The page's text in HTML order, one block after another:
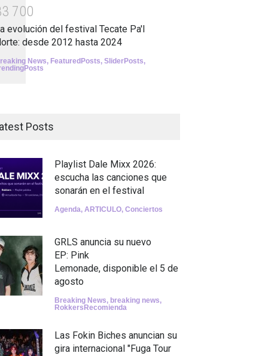
3 700
evolución del festival Tecate Pa'l
desde 2012 hasta 2024
News, FeaturedPosts, SliderPosts,
Posts
Playlist Dale Mixx 2026:
escucha las canciones que
sonarán en el festival
Agenda, ARTICULO, Conciertos
GRLS anuncia su nuevo
EP: Pink
Lemonade, disponible el 5 de
agosto
Breaking News, breaking news,
RokkersRecomienda
Las Fokin Biches anuncian su
gira internacional "Fuga Tour